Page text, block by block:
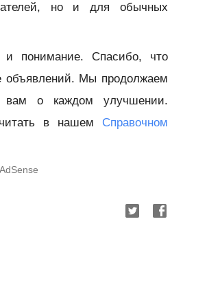
но и для обычных
понимание. Спасибо, что
Мы продолжаем
вам о каждом улучшении.
в нашем Справочном